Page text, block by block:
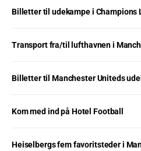
Billetter til udekampe i Champions
Transport fra/til lufthavnen i
Billetter til Manchester Uniteds
Kom med ind på Hotel Football
Heiselbergs fem favoritsteder i